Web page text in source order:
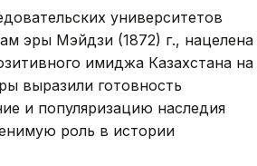
университетов
эры Мэйдзи (1872) г., нацелена
имиджа Казахстана на
выразили готовность
и популяризацию наследия
роль в истории